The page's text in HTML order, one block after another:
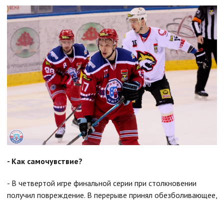
- Как самочувствие?
- В четвертой игре финальной серии при столкновении
получил повреждение. В перерыве принял обезболивающее,